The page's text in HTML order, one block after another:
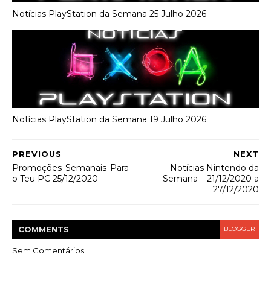
Notícias PlayStation da Semana 25 Julho 2026
Notícias PlayStation da Semana 19 Julho 2026
NEXT
Notícias Nintendo da
Semana – 21/12/2020 a
27/12/2020
PREVIOUS
Promoções Semanais Para
o Teu PC 25/12/2020
COMMENTS BLOGGER
Sem Comentários: